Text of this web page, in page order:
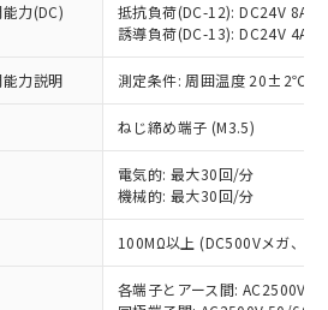
力(DC)
抵抗負荷(DC-12): DC24V 8A/
誘導負荷(DC-13): DC24V 4A/
力説明 測定条件: 周囲温度 20±2℃、
ねじ締め端子 (M3.5)
電気的: 最大30回/分
機械的: 最大30回/分
100MΩ以上 (DC500Vメガ、点
各端子とアース間: AC2500V
スは、当社制御機器事業取扱
社在庫状況および標準価格
供させていただくもので
機器事業取扱商品の中には、
スの対象外となる商品もある
了承ください。
および標準価格照会結果は、
いる更新日時点での社内デー
き作成されるものであり、閲
は異なる場合があることをご
EU RoHS指令（10物質）の
況を調査中または確認中の
センス料など無形物で、有
係のない商品です。
により、非含有部品として
有品と判明した場合などや
ることがあります。
質）：
、 水銀(Hg) 1000ppm以下、 カド
1000ppm以下、ポリ臭化ビフェニル
質材料含有率が中国RoHSの
ることを示します。
材料含有率が中国RoHSの
いることを示します。
です。当社販売部門へお問
これら貴社製品のうち、外国
び外国貿易法に定める商品
制貨物等」という）を輸出
外への提供する場合は、日本
輸出許可(または役務取引許
するなどの必要な手続きを